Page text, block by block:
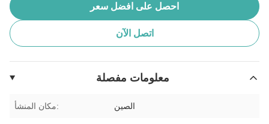
احصل على افضل سعر
اتصل الآن
معلومات مفصلة
مكان المنشأ: الصين